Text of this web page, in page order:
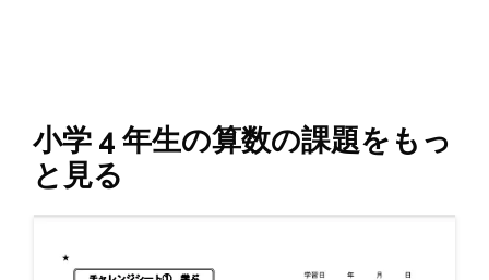
小学 4 年生の算数の課題をもっ
と見る